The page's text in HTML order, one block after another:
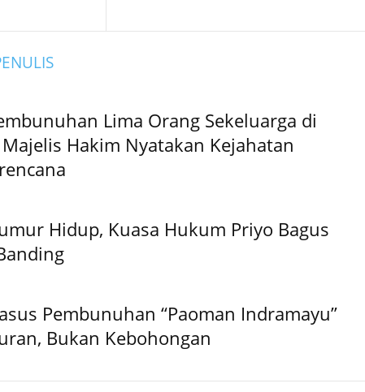
Lima Orang Sekeluarga di
Hakim Nyatakan Kejahatan
Hidup, Kuasa Hukum Priyo Bagus
Pembunuhan “Paoman Indramayu”
Bukan Kebohongan